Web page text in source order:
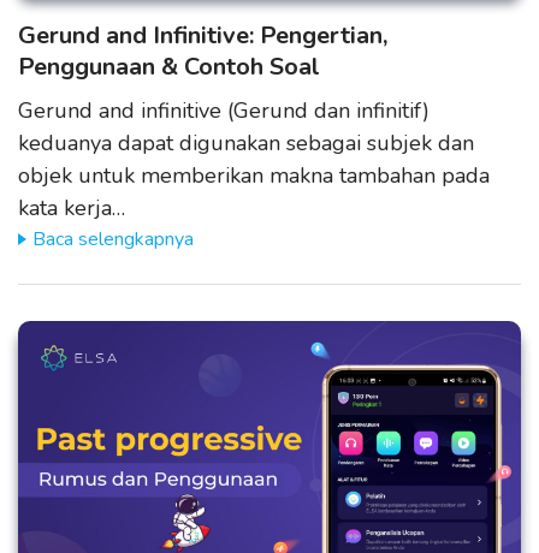
Gerund and Infinitive: Pengertian,
Penggunaan & Contoh Soal
Gerund and infinitive (Gerund dan infinitif)
keduanya dapat digunakan sebagai subjek dan
objek untuk memberikan makna tambahan pada
kata kerja…
Baca selengkapnya